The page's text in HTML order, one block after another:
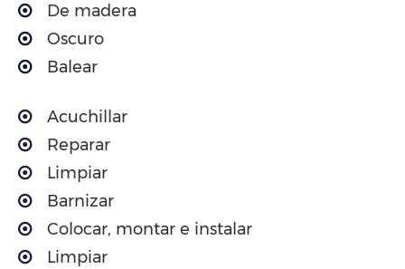
De madera
Oscuro
Balear
Acuchillar
Reparar
Limpiar
Barnizar
Colocar, montar e instalar
Limpiar